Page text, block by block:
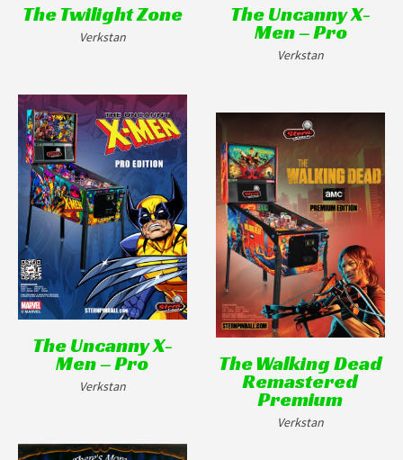
The Twilight Zone
Verkstan
The Uncanny X-
Men – Pro
Verkstan
The Uncanny X-
Men – Pro
Verkstan
The Walking Dead
Remastered
Premium
Verkstan